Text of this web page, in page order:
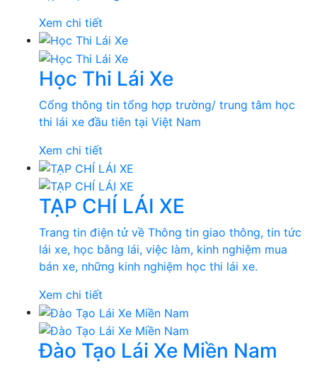
Xem chi tiết
Học Thi Lái Xe
Cổng thông tin tổng hợp trường/ trung tâm học
thi lái xe đầu tiên tại Việt Nam
Xem chi tiết
TẠP CHÍ LÁI XE
Trang tin điện tử về Thông tin giao thông, tin tức
lái xe, học bằng lái, việc làm, kinh nghiệm mua
bán xe, những kinh nghiệm học thi lái xe.
Xem chi tiết
Đào Tạo Lái Xe Miền Nam